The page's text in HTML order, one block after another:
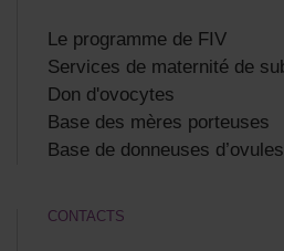
Le programme de FIV
Services de maternité de
Don d'ovocytes
Base des mères porteuses
Base de donneuses d’ovules
CONTACTS